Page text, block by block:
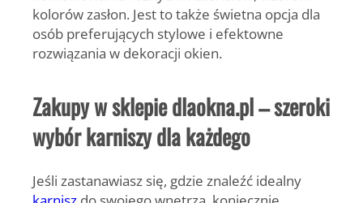
kolorów zasłon. Jest to także świetna opcja dla
osób preferujących stylowe i efektowne
rozwiązania w dekoracji okien.
Zakupy w sklepie dlaokna.pl – szeroki
wybór karniszy dla każdego
Jeśli zastanawiasz się, gdzie znaleźć idealny